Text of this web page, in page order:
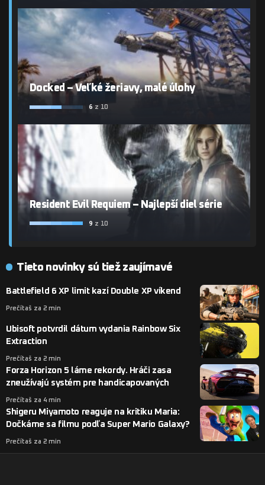
Docked – Veľké žeriavy, malé úlohy
6 z 10
Resident Evil Requiem – Najlepší diel série
9 z 10
Tieto novinky sú tiež zaujímavé
Battlefield 6 XP limit kazí Double XP víkend
Prečítaš za 2 min
Ubisoft potvrdil dátum vydania Rainbow Six
Extraction
Prečítaš za 2 min
Forza Horizon 5 láme rekordy. Hráči zasa
zneužívajú systém pre handicapovaných
Prečítaš za 4 min
Shigeru Miyamoto reaguje na kritiku Maria:
Dočkáme sa filmu podľa Super Mario Galaxy?
Prečítaš za 2 min